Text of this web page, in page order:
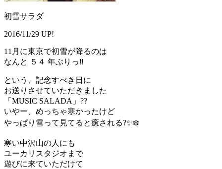
初雪サラダ
2016/11/29 UP!
11月に東京で初雪が降るのは
なんと ５４ 年ぶりっ‼️
という、記念すべき日に
お送りさせていただきました
「MUSIC SALADA」??
いやー、めっちゃ寒かったけど
やっぱり雪って見てると癒される?✨❄️
寒い中沢山の人にも
ユーカリスタジオまで
遊びに来ていただけて